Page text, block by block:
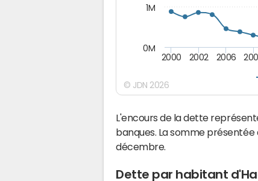
2000 2002 2006
0M
1M
© JDN 2026
L'encours de la dette
banques. La somme
décembre.
Dette par habitant